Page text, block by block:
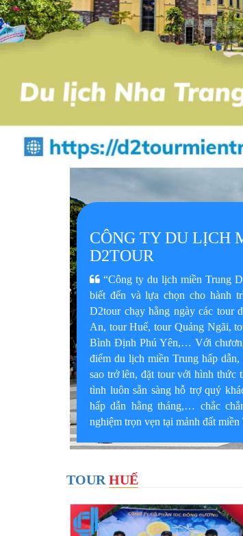
CÔNG TY DU LỊCH
D2TOUR
“Công ty du lịch miền Trung
biết đến và lựa chọn cho hành
D2tour chạy hằng ngày các
An, tour Huế, tour Quảng Ngãi,
Bình Định Phú Yên,… Với
điểm du lịch miền Trung hấp
sao trở lên, đặt tour với hình thức
tình luôn sẵn sàng hỗ trợ quý
hấp dẫn hằng tháng,… chắc
nghiệm trọn vẹn tại mảnh đất miền
TOUR HUẾ